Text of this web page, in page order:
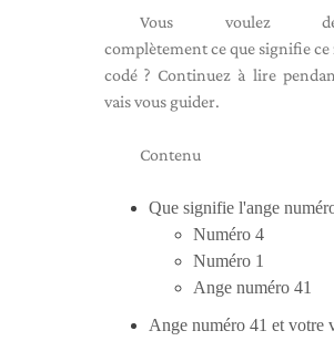
Vous voulez
complètement ce que signifie ce
codé ? Continuez à lire
vais vous guider.
Contenu
Que signifie l'ange
Numéro 4
Numéro 1
Ange numéro 41
Ange numéro 41 et votre